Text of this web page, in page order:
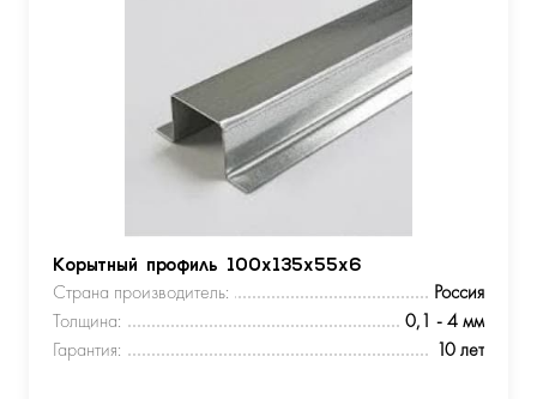
Корытный профиль 100х135х55х6
Страна производитель:
Россия
Толщина:
0,1 - 4 мм
Гарантия:
10 лет